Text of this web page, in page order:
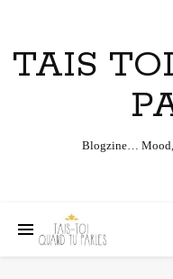
TAIS
Blogzine… Mood,